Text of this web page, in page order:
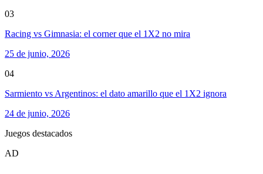
03
Racing vs Gimnasia: el corner que el 1X2 no mira
25 de junio, 2026
04
Sarmiento vs Argentinos: el dato amarillo que el 1X2 ignora
24 de junio, 2026
Juegos destacados
AD